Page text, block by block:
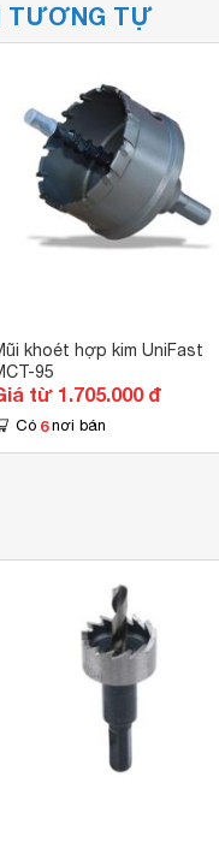
TƯƠNG TỰ
khoét hợp kim UniFast
95
từ 1.705.000 đ
Có 6 nơi bán